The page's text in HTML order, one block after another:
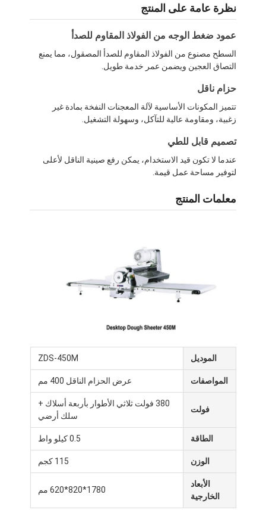
الصفحة الرئيسية
المنتجات
حولنا
نظرة عامة على المنتج
عمود ضغط الوجه من الفولاذ المقاوم للصدأ
السطح مصنوع من الفولاذ المقاوم للصدأ المصقول، مما يمنع
التصاق العجين ويضمن عمر خدمة طويل.
حزام ناقل
تتميز المكونات الأساسية لآلة المعجنات النفخة بمادة غير
زغبية، ومقاومة عالية للتآكل، وسهولة التشغيل.
تصميم قابل للطي
عندما لا تكون قيد الاستخدام، يمكن رفع صينية الناقل لأعلى
لتوفير مساحة عمل قيمة.
معلمات المنتج
الموديل ZDS-450M
المواصفات عرض الحزام الناقل 400 مم
فولت
380 فولت ثلاثي الأطوار بأربعة أسلاك +
سلك أرضي
الطاقة 0.5 كيلو واط
الوزن 115 كجم
الأبعاد
الخارجية
1780*820*620 مم